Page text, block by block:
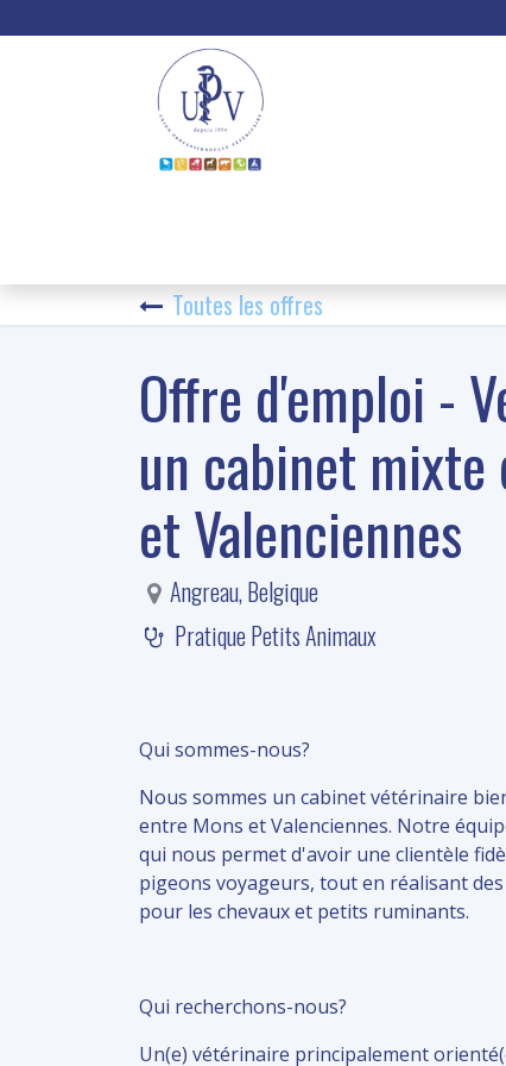
Toutes les offres
Offre d'emploi -
un cabinet mixte
et Valenciennes
Angreau,Belgique
Pratique Petits Animaux
Qui sommes-nous?
Nous sommes un cabinet vétérinaire
entre Mons et Valenciennes. Notre
qui nous permet d'avoir une clientèle
pigeons voyageurs, tout en réalisant
pour les chevaux et petits ruminants.
Qui recherchons-nous?
Un(e) vétérinaire principalement